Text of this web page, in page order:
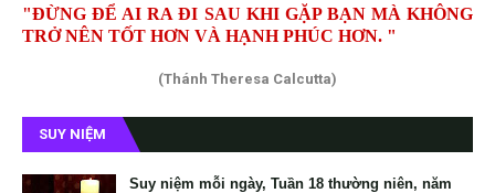
"ĐỪNG ĐỂ AI RA ĐI SAU KHI GẶP BẠN MÀ KHÔNG
TRỞ NÊN TỐT HƠN VÀ HẠNH PHÚC HƠN. "
(Thánh Theresa Calcutta)
SUY NIỆM
Suy niệm mỗi ngày, Tuần 18 thường niên, năm